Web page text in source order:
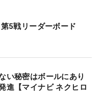
5戦リーダーボード
い秘密はボールにあり
進【マイナビ ネクヒロ